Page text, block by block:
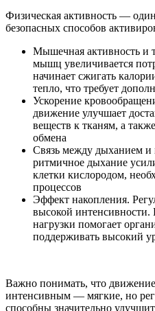
Физическая активность —
безопасных способов
Мышечная активность и
мышц увеличивается
начинает сжигать
тепло, что требует
Ускорение
движение улучшает
веществ к тканям, а
обмена
Связь между дыханием и
ритмичное дыхание
клетки кислородом,
процессов
Эффект накопления.
высокой интенсивности.
нагрузки помогает
поддерживать высокий
Важно понимать, что
интенсивным — мягкие, но
способны значительно